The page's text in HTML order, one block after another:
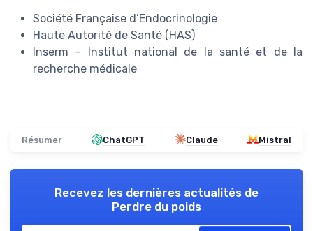
Société Française d’Endocrinologie
Haute Autorité de Santé (HAS)
Inserm – Institut national de la santé et de la
recherche médicale
Résumer ChatGPT Claude Mistral
Recevez les dernières actualités de
Perdre du poids